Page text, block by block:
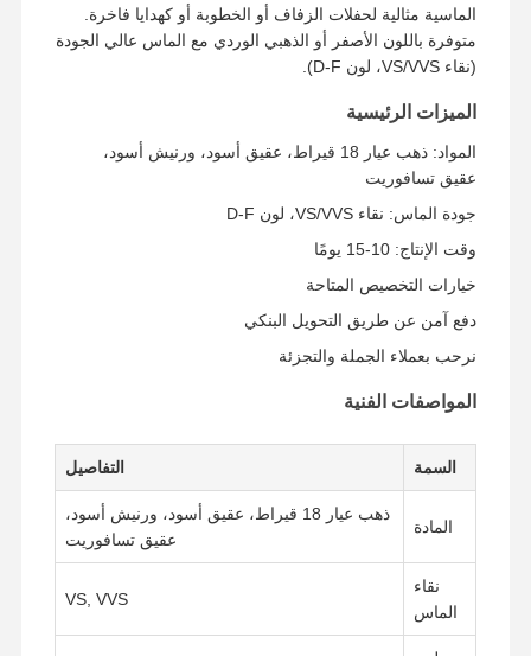
الماسية مثالية لحفلات الزفاف أو الخطوبة أو كهدايا فاخرة.
متوفرة باللون الأصفر أو الذهبي الوردي مع الماس عالي الجودة
(نقاء VS/VVS، لون D-F).
الميزات الرئيسية
المواد: ذهب عيار 18 قيراط، عقيق أسود، ورنيش أسود،
عقيق تسافوريت
جودة الماس: نقاء VS/VVS، لون D-F
وقت الإنتاج: 10-15 يومًا
خيارات التخصيص المتاحة
دفع آمن عن طريق التحويل البنكي
نرحب بعملاء الجملة والتجزئة
المواصفات الفنية
السمة التفاصيل
المادة
ذهب عيار 18 قيراط، عقيق أسود، ورنيش أسود،
عقيق تسافوريت
نقاء
الماس
VS, VVS